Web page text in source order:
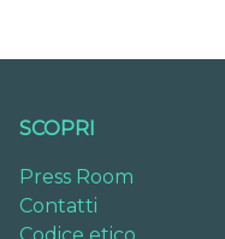
SCOPRI
Press Room
Contatti